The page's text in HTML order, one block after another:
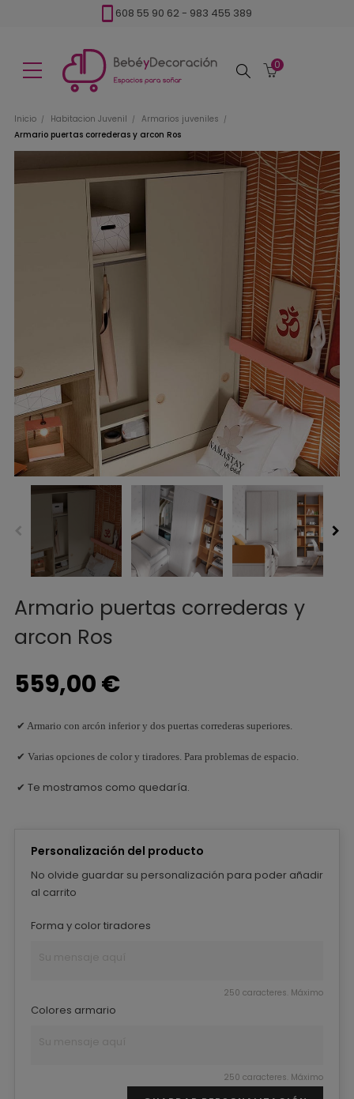
608 55 90 62 - 983 455 389
Buscar
0
Inicio Habitacion Juvenil
Armarios juveniles
Armario puertas correderas y arcon Ros
Armario puertas correderas y
arcon Ros
559,00 €
✔ Armario con arcón inferior y dos puertas correderas superiores.
✔ Varias opciones de color y tiradores. Para problemas de espacio.
✔ Te mostramos como quedaría.
Personalización del producto
No olvide guardar su personalización para poder añadir
al carrito
Forma y color tiradores
250 caracteres. Máximo
Colores armario
250 caracteres. Máximo